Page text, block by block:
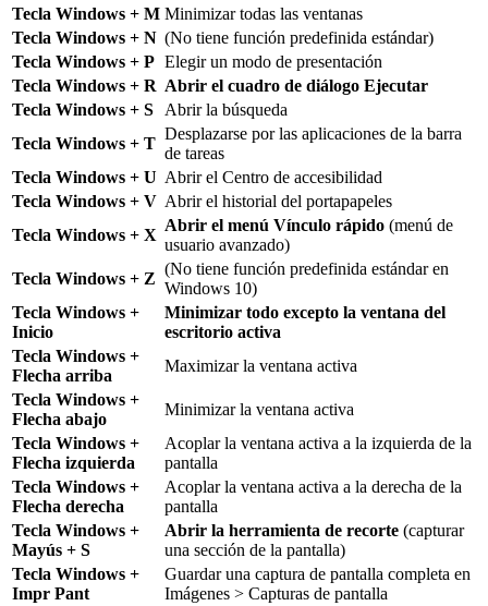
Tecla Windows + M Minimizar todas las ventanas
Tecla Windows + N (No tiene función predefinida estándar)
Tecla Windows + P Elegir un modo de presentación
Tecla Windows + R Abrir el cuadro de diálogo Ejecutar
Tecla Windows + S
Abrir la búsqueda
Tecla Windows + T
Desplazarse por las aplicaciones de la barra
de tareas
Tecla Windows + U Abrir el Centro de accesibilidad
Tecla Windows + V Abrir el historial del portapapeles
Tecla Windows + X
Abrir el menú Vínculo rápido (menú de
usuario avanzado)
Tecla Windows + Z
(No tiene función predefinida estándar en
Windows 10)
Tecla Windows +
Inicio
Minimizar todo excepto la ventana del
escritorio activa
Tecla Windows +
Flecha arriba
Maximizar la ventana activa
Tecla Windows +
Flecha abajo
Minimizar la ventana activa
Tecla Windows +
Flecha izquierda
Acoplar la ventana activa a la izquierda de la
pantalla
Tecla Windows +
Flecha derecha
Acoplar la ventana activa a la derecha de la
pantalla
Tecla Windows +
Mayús + S
Abrir la herramienta de recorte (capturar
una sección de la pantalla)
Tecla Windows +
Impr Pant
Guardar una captura de pantalla completa en
Imágenes > Capturas de pantalla